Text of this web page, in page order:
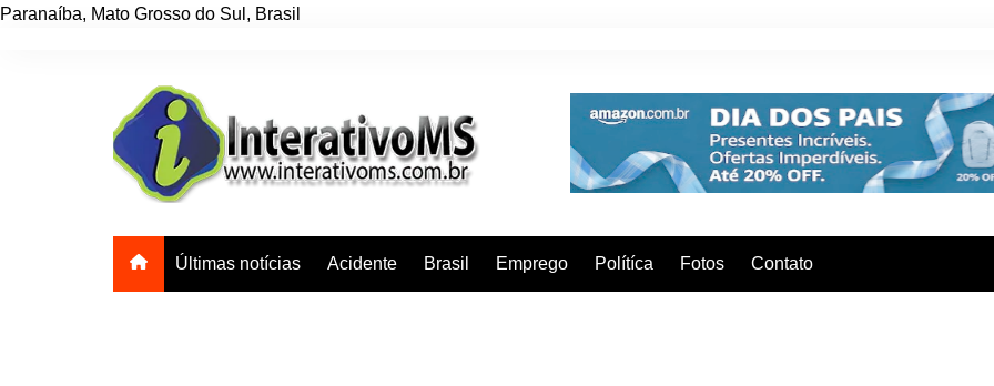
Paranaíba, Mato Grosso do Sul , Brasil
Últimas notícias Acidente Brasil Emprego Polítíca Fotos Contato